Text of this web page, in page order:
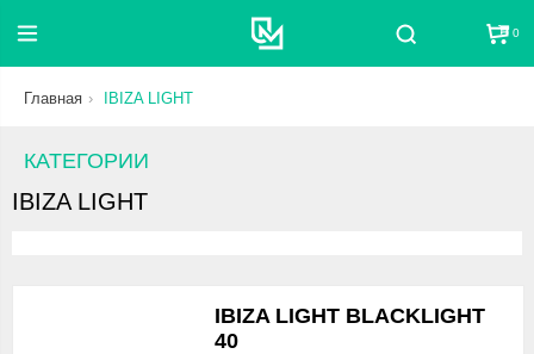
Поиск 0
Главная IBIZA LIGHT
КАТЕГОРИИ
IBIZA LIGHT
IBIZA LIGHT BLACKLIGHT
40